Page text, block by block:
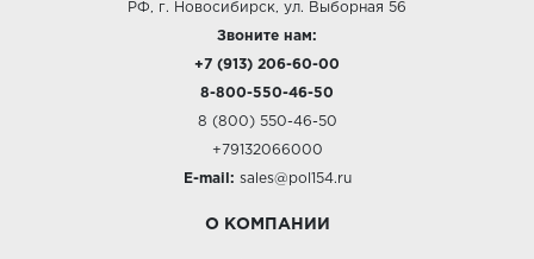
РФ, г. Новосибирск, ул. Выборная 56
Звоните нам:
+7 (913) 206-60-00
8-800-550-46-50
8 (800) 550-46-50
+79132066000
E-mail: sales@pol154.ru
О КОМПАНИИ